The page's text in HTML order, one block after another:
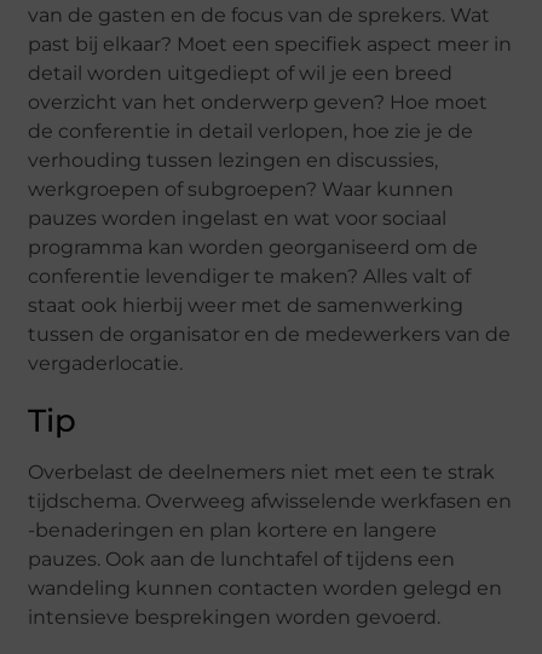
van de gasten en de focus van de sprekers. Wat
past bij elkaar? Moet een specifiek aspect meer in
detail worden uitgediept of wil je een breed
overzicht van het onderwerp geven? Hoe moet
de conferentie in detail verlopen, hoe zie je de
verhouding tussen lezingen en discussies,
werkgroepen of subgroepen? Waar kunnen
pauzes worden ingelast en wat voor sociaal
programma kan worden georganiseerd om de
conferentie levendiger te maken? Alles valt of
staat ook hierbij weer met de samenwerking
tussen de organisator en de medewerkers van de
vergaderlocatie.
Tip
Overbelast de deelnemers niet met een te strak
tijdschema. Overweeg afwisselende werkfasen en
-benaderingen en plan kortere en langere
pauzes. Ook aan de lunchtafel of tijdens een
wandeling kunnen contacten worden gelegd en
intensieve besprekingen worden gevoerd.